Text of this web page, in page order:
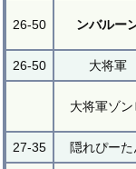
26-50 ンバルー
26-50 大将軍
大将軍ゾン
27-35 隠れぴーた